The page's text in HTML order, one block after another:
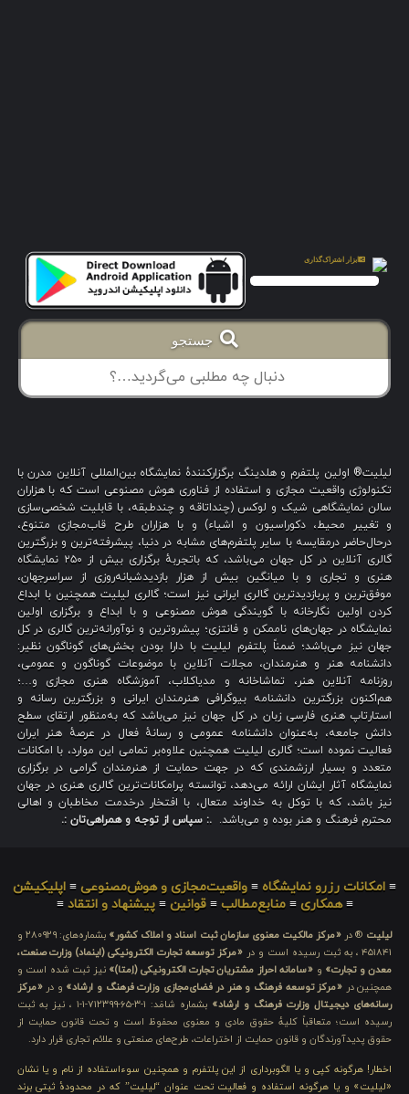
جستجو
لیلیت® اولین پلتفرم و هلدینگ برگزارکنندهٔ نمایشگاه بین‌المللی آنلاین مدرن با
تکنولوژی واقعیت مجازی و استفاده از فناوری هوش مصنوعی است که با هزاران
سالن نمایشگاهی شیک و لوکس (چنداتاقه و چندطبقه، با قابلیت شخصی‌سازی
و تغییر محیط، دکوراسیون و اشیاء) و با هزاران طرح قاب‌مجازی متنوع،
درحال‌حاضر درمقایسه با سایر پلتفرم‌های مشابه در دنیا، پیشرفته‌ترین و بزرگترین
گالری آنلاین در کل جهان می‌باشد، که باتجربهٔ برگزاری بیش از ۲۵۰ نمایشگاه
هنری و تجاری و با میانگین بیش از هزار بازدیدشبانه‌روزی از سراسرجهان،
موفق‌ترین و پربازدیدترین گالری ایرانی نیز است؛ گالری لیلیت همچنین با ابداع
کردن اولین نگارخانه با گویندگی هوش مصنوعی و با ابداع و برگزاری اولین
نمایشگاه در جهان‌های ناممکن و فانتزی؛ پیشروترین و نوآورانه‌ترین گالری در کل
جهان نیز می‌باشد؛ ضمناً پلتفرم لیلیت با دارا بودن بخش‌های گوناگون نظیر:
دانشنامه هنر و هنرمندان، مجلات آنلاین با موضوعات گوناگون و عمومی،
روزنامه آنلاین هنر، تماشاخانه و مدیاکلاب، آموزشگاه هنری مجازی و…؛
هم‌اکنون بزرگترین دانشنامه بیوگرافی هنرمندان ایرانی و بزرگترین رسانه و
استارتاپ هنری فارسی زبان در کل جهان نیز می‌باشد که به‌منظور ارتقای سطح
دانش جامعه، به‌عنوان دانشنامه عمومی و رسانهٔ فعال در عرصهٔ هنر ایران
فعالیت نموده است؛ گالری لیلیت همچنین علاوه‌بر تمامی این موارد، با امکانات
متعدد و بسیار ارزشمندی که در جهت حمایت از هنرمندان گرامی در برگزاری
نمایشگاه آثار ایشان ارائه می‌دهد، توانسته پرامکانات‌ترین گالری هنری در جهان
نیز باشد، که با توکل به خداوند متعال، با افتخار درخدمت مخاطبان و اهالی
محترم فرهنگ و هنر بوده و می‌باشد. .: سپاس از توجه و همراهی‌تان :.
≡ امکانات رزرو نمایشگاه ≡ واقعیت‌مجازی و هوش‌مصنوعی ≡ اپلیکیشن
≡همکاری ≡منابع‌مطالب ≡قوانین ≡پیشنهاد و انتقاد ≡
لیلیت ® در «مرکز مالکیت معنوی سازمان ثبت اسناد و املاک کشور»
بشماره‌های: ۲۸۰۹۲۹ و
۴۵۱۸۴۱ ، به ثبت رسیده است و در
«مرکز توسعه تجارت الکترونیکی (اینماد) وزارت صنعت،
معدن و تجارت» و «سامانه احراز مشتریان تجارت الکترونیکی (اِمتا)» نیز ثبت شده است و
همچنین در «مرکز توسعه فرهنگ و هنر در فضای‌مجازی وزارت فرهنگ و ارشاد» و در«مرکز
رسانه‌های دیجیتال وزارت فرهنگ و ارشاد»
بشماره شامَد: ۱-۳-۶۵-۷۱۲۳۹۹-۱-۱ ، نیز به ثبت
رسیده است؛ متعاقباً کلیهٔ حقوق مادی و معنوی محفوظ است و تحت قانون حمایت از
حقوق پدیدآورندگان و قانون حمایت از اختراعات، طرح‌های صنعتی و علائم تجاری قرار دارد.
اخطار! هرگونه کپی و یا الگوبرداری از این پلتفرم و همچنین سوءاستفاده از نام و یا نشان
«لیلیت» و یا هرگونه استفاده و فعالیت تحت عنوان “لیلیت” که در محدودهٔ ثبتی برند